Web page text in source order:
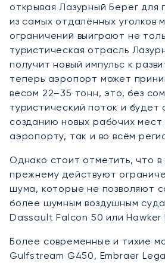
открывая Лазурный Берег для
из самых отдалённых уголков
ограничений выиграют не
туристическая отрасль
получит новый импульс к
теперь аэропорт может
весом 22–35 тонн, это, без
туристический поток и будет
созданию новых рабочих мест
аэропорту, так и во всём
Однако стоит отметить, что
прежнему действуют
шума, которые не позволяют
более шумным воздушным
Dassault Falcon 50 или
Более современные и тихие
Gulfstream G450, Embraer